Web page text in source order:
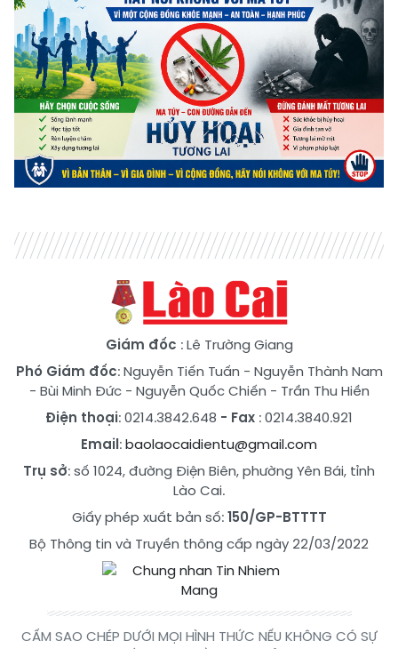
Giám đốc : Lê Trường Giang
Phó Giám đốc:Nguyễn Tiến Tuấn - Nguyễn Thành Nam
- Bùi Minh Đức- Nguyễn Quốc Chiến - Trần Thu Hiền
Điện thoại: 0214.3842.648 - Fax : 0214.3840.921
Email:baolaocaidientu@gmail.com
Trụ sở: số 1024, đường Điện Biên, phường Yên Bái, tỉnh
Lào Cai.
Giấy phép xuất bản số:150/GP-BTTTT
Bộ Thông tin và Truyền thông cấp ngày 22/03/2022
CẤM SAO CHÉP DƯỚI MỌI HÌNH THỨC NẾU KHÔNG CÓ SỰ